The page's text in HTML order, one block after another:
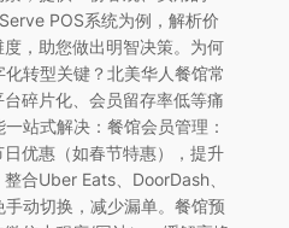
POS系统为例，解析价
，助您做出明智决策。为何
转型关键？北美华人餐馆常
碎片化、会员留存率低等痛
站式解决：餐馆会员管理：
优惠（如春节特惠），提升
合Uber Eats、DoorDash、
动切换，减少漏单。餐馆预